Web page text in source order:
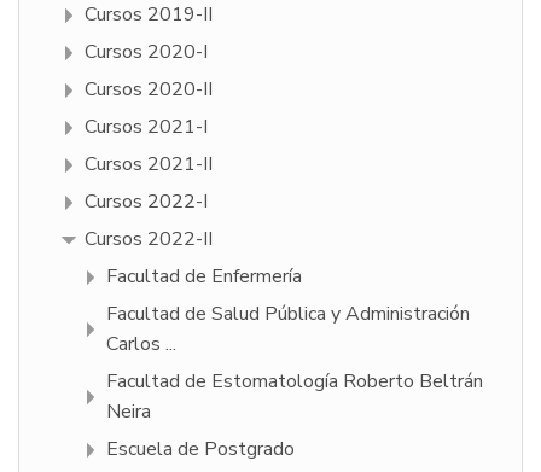
Cursos 2019-II
Cursos 2020-I
Cursos 2020-II
Cursos 2021-I
Cursos 2021-II
Cursos 2022-I
Cursos 2022-II
Facultad de Enfermería
Facultad de Salud Pública y Administración
Carlos ...
Facultad de Estomatología Roberto Beltrán
Neira
Escuela de Postgrado